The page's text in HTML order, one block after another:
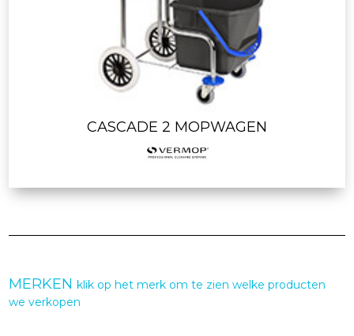
CASCADE 2 MOPWAGEN
MERKENklik op het merk om te zien welke producten
we verkopen